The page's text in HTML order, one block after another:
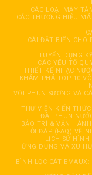
CÁC LOẠI MÁY
CÁC THƯƠNG HIỆU
CÀI ĐẶT BIẾN CHO
TUYỂN DỤNG
CÁC YẾU TỐ
THIẾT KẾ NHẠC
KHÁM PHÁ TOP 10
VÒI PHUN SƯƠNG VÀ
THƯ VIỆN KIẾN
ĐÀI PHUN
BẢO TRÌ & VẬN
HỎI ĐÁP (FAQ) VỀ
LỊCH SỬ
ỨNG DỤNG VÀ XU
BÌNH LỌC CÁT